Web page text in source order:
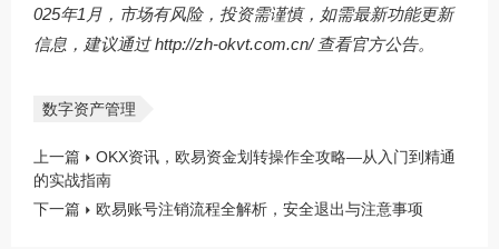
025年1月，市场有风险，投资需谨慎，如需最新功能更新
信息，建议通过http://zh-okvt.com.cn/查看官方公告。
数字资产管理
上一篇
OKX资讯，欧易资金划转操作全攻略—从入门到精通
的实战指南
下一篇
欧易账号注销流程全解析，安全退出与注意事项